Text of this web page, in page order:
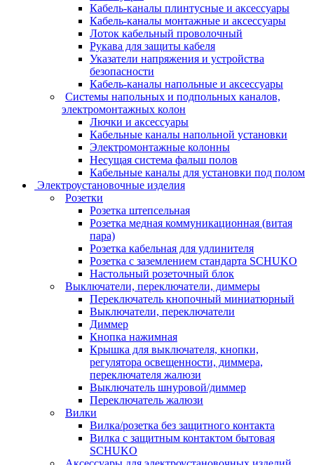
Кабель-каналы плинтусные и аксессуары
Кабель-каналы монтажные и аксессуары
Лоток кабельный проволочный
Рукава для защиты кабеля
Указатели напряжения и устройства
безопасности
Кабель-каналы напольные и аксессуары
Системы напольных и подпольных каналов,
электромонтажных колон
Лючки и аксессуары
Кабельные каналы напольной установки
Электромонтажные колонны
Несущая система фальш полов
Кабельные каналы для установки под полом
Электроустановочные изделия
Розетки
Розетка штепсельная
Розетка медная коммуникационная (витая
пара)
Розетка кабельная для удлинителя
Розетка с заземлением стандарта SCHUKO
Настольный розеточный блок
Выключатели, переключатели, диммеры
Переключатель кнопочный миниатюрный
Выключатели, переключатели
Диммер
Кнопка нажимная
Крышка для выключателя, кнопки,
регулятора освещенности, диммера,
переключателя жалюзи
Выключатель шнуровой/диммер
Переключатель жалюзи
Вилки
Вилка/розетка без защитного контакта
Вилка с защитным контактом бытовая
SCHUKO